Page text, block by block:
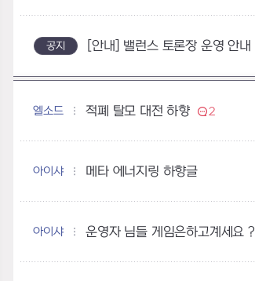
공지 [안내] 밸런스 토론장 운영 안내
엘소드 적폐 탈모 대전 하향 2
아이샤 메타 에너지링 하향글
아이샤 운영자 님들 게임은하고계세요 ?